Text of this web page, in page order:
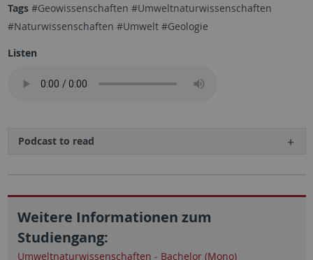
Tags#Geowissenschaften #Umweltnaturwissenschaften
#Naturwissenschaften #Umwelt #Geologie
Listen
Podcast to read
Weitere Informationen zum
Studiengang:
Umweltnaturwissenschaften - Bachelor (Mono)